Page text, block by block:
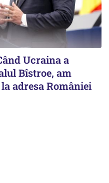
Ucraina a
Bîstroe, am
adresa României